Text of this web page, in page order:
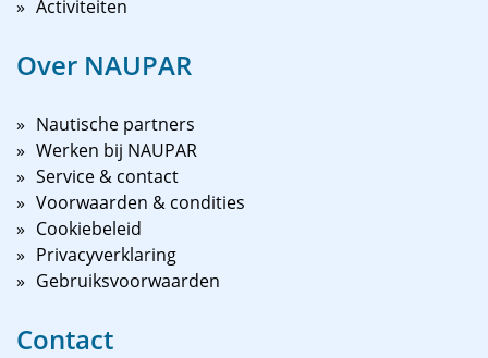
Activiteiten
Over NAUPAR
Nautische partners
Werken bij NAUPAR
Service & contact
Voorwaarden & condities
Cookiebeleid
Privacyverklaring
Gebruiksvoorwaarden
Contact